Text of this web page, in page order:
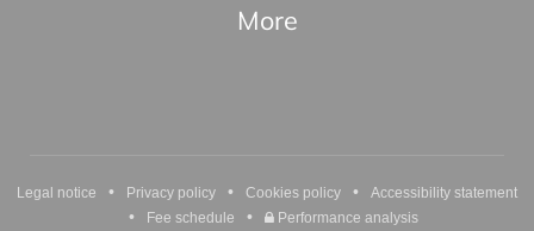
More
Legal notice • Privacy policy • Cookies policy • Accessibility statement
• Fee schedule • Performance analysis